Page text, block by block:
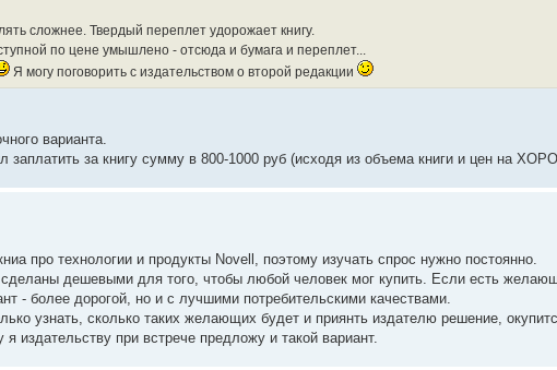
сложнее. Твердый переплет удорожает книгу.
по цене умышлено - отсюда и бумага и переплет...
Я могу поговорить с издательством о второй редакции
варианта.
заплатить за книгу сумму в 800-1000 руб (исходя из объема книги и цен на
про технологии и продукты Novell, поэтому изучать спрос нужно постоянно.
дешевыми для того, чтобы любой человек мог купить. Если есть
- более дорогой, но и с лучшими потребительскими качествами.
узнать, сколько таких желающих будет и приянть издателю решение,
издательству при встрече предложу и такой вариант.